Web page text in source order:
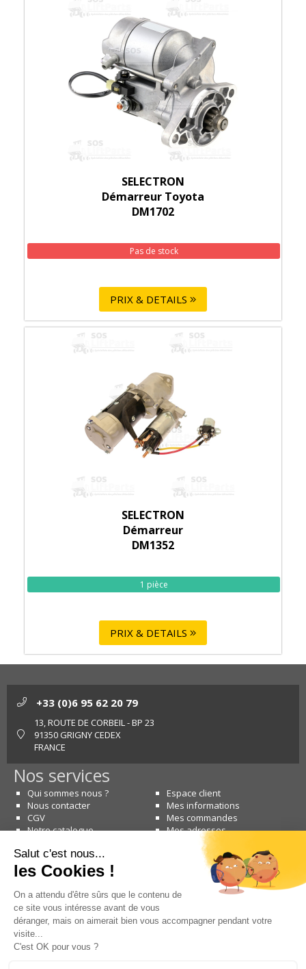
SELECTRON
Démarreur Toyota
DM1702
Pas de stock
PRIX & DETAILS
SELECTRON
Démarreur
DM1352
1 pièce
PRIX & DETAILS
+33 (0)6 95 62 20 79
13, ROUTE DE CORBEIL - BP 23
91350 GRIGNY CEDEX
FRANCE
Nos services
Qui sommes nous ?
Nous contacter
CGV
Notre catalogue
Espace client
Mes informations
Mes commandes
Mes adresses